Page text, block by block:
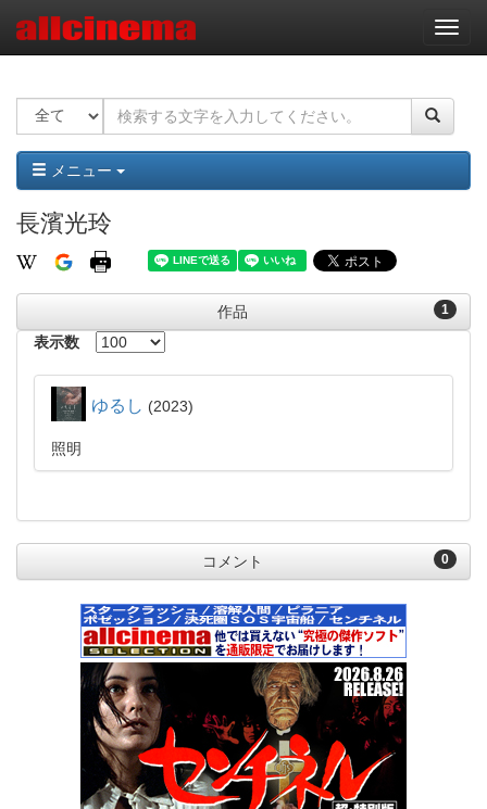
ナ
ビ
ー
ョ
ン
メニュー
長濱光玲
1
作品
表示数
ゆるし 2023
照明
0
コメント